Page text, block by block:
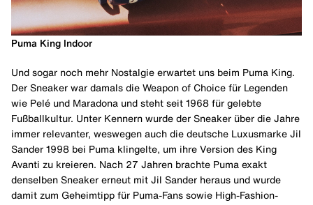
Puma King Indoor
Und sogar noch mehr Nostalgie erwartet uns beim Puma King.
Der Sneaker war damals die Weapon of Choice für Legenden
wie Pelé und Maradona und steht seit 1968 für gelebte
Fußballkultur. Unter Kennern wurde der Sneaker über die Jahre
immer relevanter, weswegen auch die deutsche Luxusmarke Jil
Sander 1998 bei Puma klingelte, um ihre Version des King
Avanti zu kreieren. Nach 27 Jahren brachte Puma exakt
denselben Sneaker erneut mit Jil Sander heraus und wurde
damit zum Geheimtipp für Puma-Fans sowie High-Fashion-